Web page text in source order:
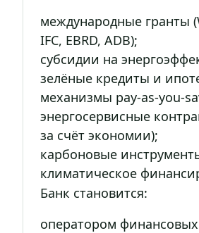
международные гранты
IFC, EBRD, ADB);
субсидии на
зелёные кредиты и
механизмы pay-as-you-
энергосервисные
за счёт экономии);
карбоновые
климатическое
Банк становится:
оператором